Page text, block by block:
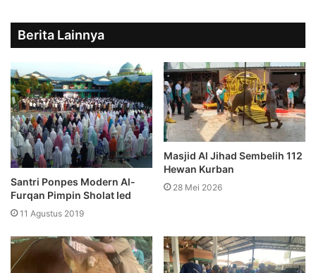
Berita Lainnya
Santri Ponpes Modern Al-
Furqan Pimpin Sholat Ied
11 Agustus 2019
Masjid Al Jihad Sembelih 112
Hewan Kurban
28 Mei 2026